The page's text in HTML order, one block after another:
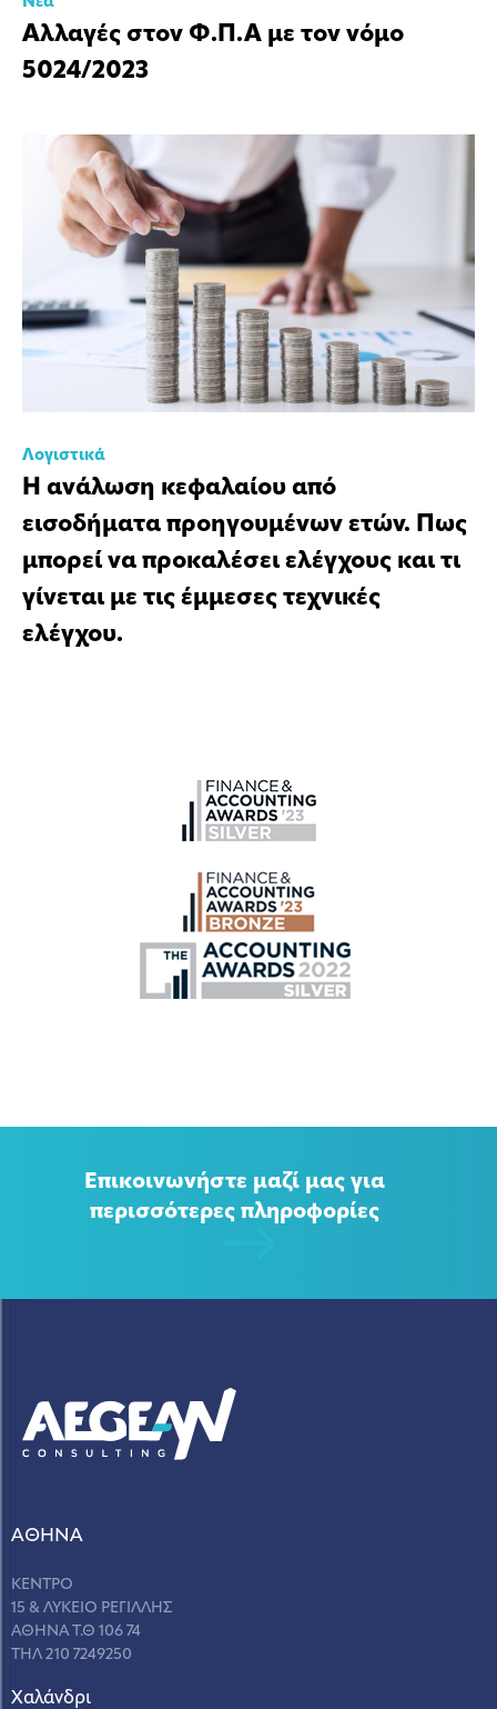
Αλλαγές στον Φ.Π.Α με τον νόμο
5024/2023
Λογιστικά
Η ανάλωση κεφαλαίου από
εισοδήματα προηγουμένων ετών. Πως
μπορεί να προκαλέσει ελέγχους και τι
γίνεται με τις έμμεσες τεχνικές
ελέγχου.
Επικοινωνήστε μαζί μας για
περισσότερες πληροφορίες
ΑΘΗΝΑ
ΚΕΝΤΡΟ
15 & ΛΥΚΕΙΟ ΡΕΓΙΛΛΗΣ
ΑΘΗΝΑ Τ.Θ 106 74
ΤΗΛ 210 7249250
Χαλάνδρι